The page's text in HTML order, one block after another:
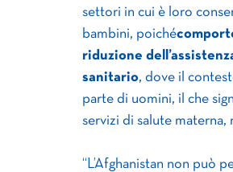
settori in cui è loro
bambini, poiché
riduzione
sanitario, dove il
parte di uomini, il che
servizi di salute materna,
“L’Afghanistan non può